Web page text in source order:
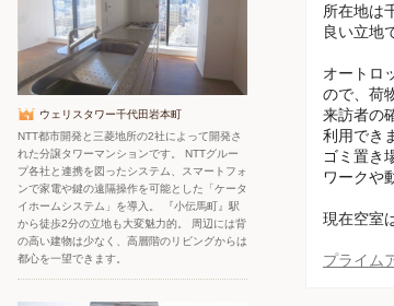
所在地は
良い立地
オートロ
ので、荷
来訪者の
利用でき
ゴミ置き
ワークや
現在空室
プライム
ウェリスタワー千代田岩本町
NTT都市開発と三菱地所の2社によって開発さ
れた分譲タワーマンションです。 NTTグルー
プ各社と連携を図ったシステム、スマートフォ
ンで家電や鍵の遠隔操作を可能とした「ケータ
イホームシステム」を導入。 『小伝馬町』駅
から徒歩2分の立地も大変魅力的。 周辺には背
の高い建物は少なく、高層階のリビングからは
都心を一望できます。